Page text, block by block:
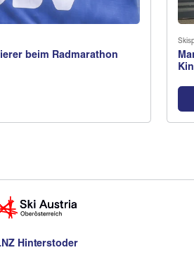
beim Radmarathon
Hinterstoder